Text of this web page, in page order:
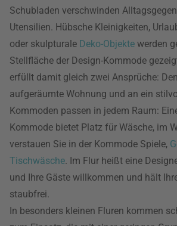
Schubladen verschwinden
Utensilien. Hübsche Kleinigkeiten,
oder skulpturale Deko-Objekte werden
Stellfläche der Design-Kommode
erfüllt damit gleich zwei Ansprüche:
aufgeräumte Wohnung und an ein
Kommoden passen in jedem Raum:
Kommode bietet Platz für Wäsche, im
verstauen Sie in der Kommode Spiele,
Tischwäsche. Im Flur heißt eine
und Ihre Gäste willkommen und hält
staubfrei.
In besonders kleinen Fluren kommen